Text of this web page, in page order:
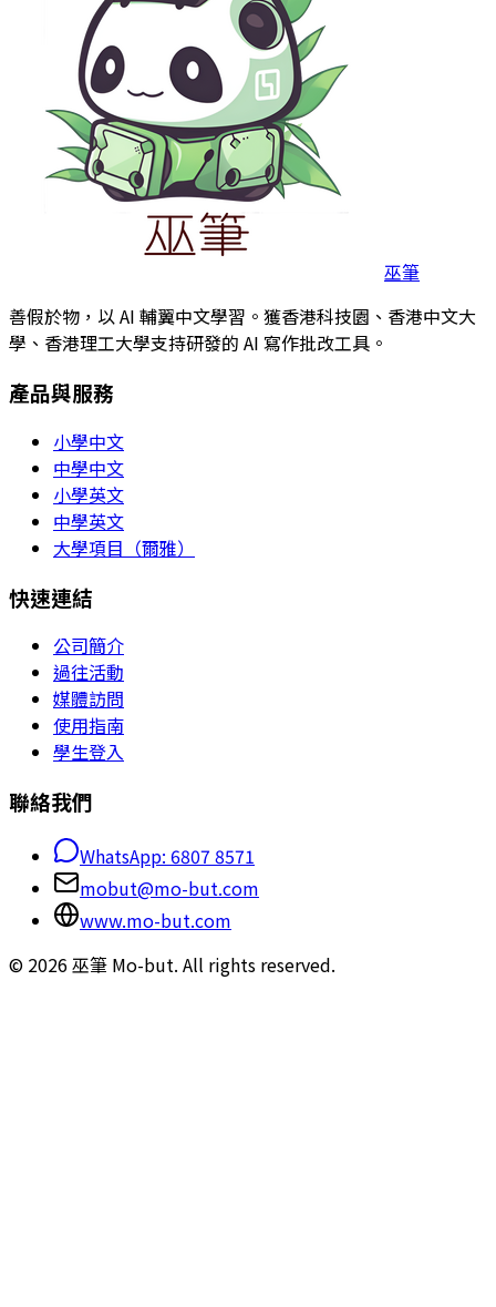
巫筆
善假於物，以 AI 輔翼中文學習。獲香港科技園、香港中文大
學、香港理工大學支持研發的 AI 寫作批改工具。
產品與服務
小學中文
中學中文
小學英文
中學英文
大學項目（爾雅）
快速連結
公司簡介
過往活動
媒體訪問
使用指南
學生登入
聯絡我們
WhatsApp: 6807 8571
mobut@mo-but.com
www.mo-but.com
© 2026巫筆 Mo-but. All rights reserved.